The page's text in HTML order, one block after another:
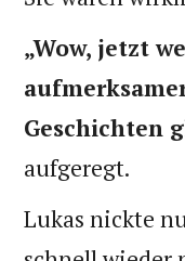
„Wow, jetzt
Geschichten
aufgeregt.
Lukas nickte